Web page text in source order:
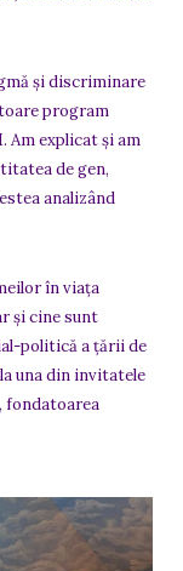
și discriminare
program
Am explicat și am
de gen,
analizând
în viața
și cine sunt
politică a țării de
una din invitatele
fondatoarea